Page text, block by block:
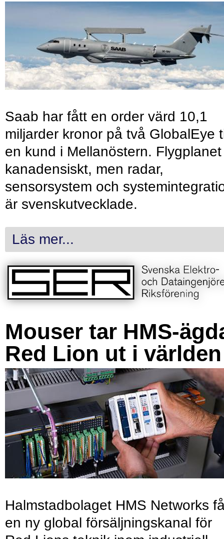
Saab har fått en order värd 10,1
miljarder kronor på två GlobalEye
en kund i Mellanöstern.
kanadensiskt, men radar,
sensorsystem och
är svenskutvecklade.
Läs mer...
Mouser tar HMS-
Red Lion ut i världen
Halmstadbolaget HMS Networks
en ny global försäljningskanal för